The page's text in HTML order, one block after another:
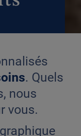
. Quels
nous
vous.